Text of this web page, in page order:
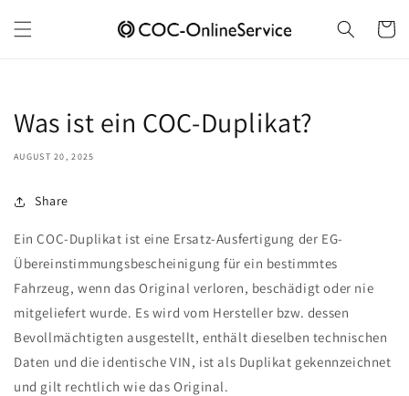
content
Cart
Was ist ein COC-Duplikat?
AUGUST 20, 2025
Share
Ein COC-Duplikat ist eine Ersatz-Ausfertigung der EG-
Übereinstimmungsbescheinigung für ein bestimmtes
Fahrzeug, wenn das Original verloren, beschädigt oder nie
mitgeliefert wurde. Es wird vom Hersteller bzw. dessen
Bevollmächtigten ausgestellt, enthält dieselben technischen
Daten und die identische VIN, ist als Duplikat gekennzeichnet
und gilt rechtlich wie das Original.